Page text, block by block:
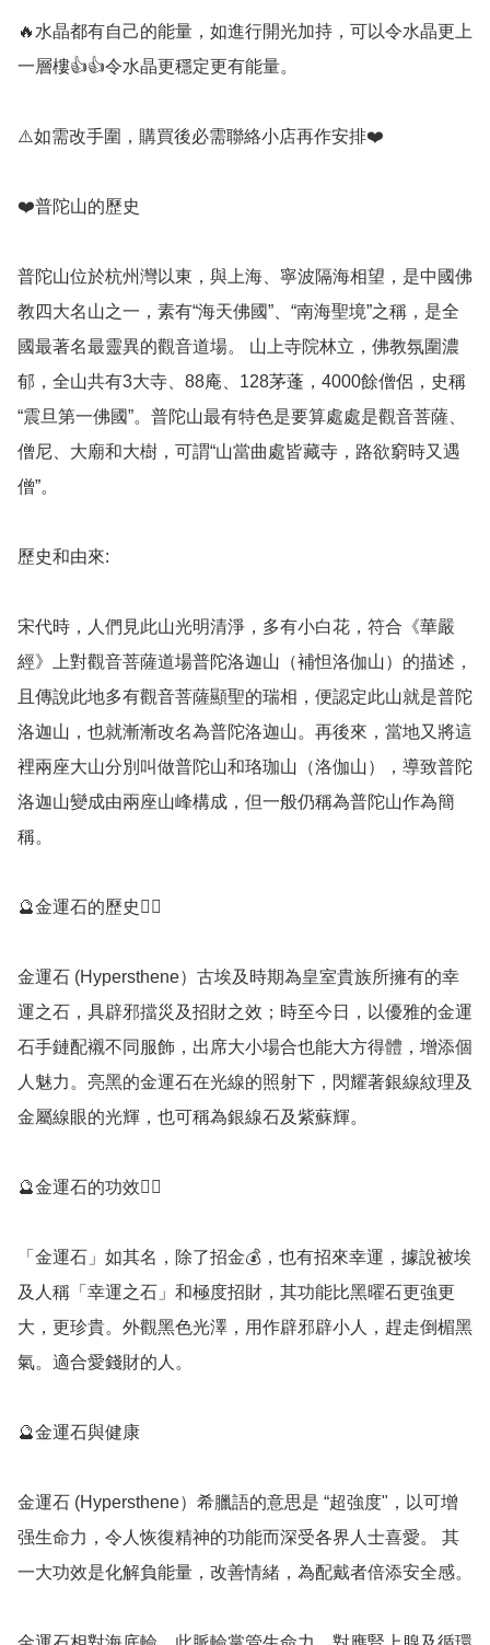
🔥水晶都有自己的能量，如進行開光加持，可以令水晶更上
一層樓👍👍令水晶更穩定更有能量。
⚠️如需改手圍，購買後必需聯絡小店再作安排❤️
❤️普陀山的歷史
普陀山位於杭州灣以東，與上海、寧波隔海相望，是中國佛
教四大名山之一，素有“海天佛國”、“南海聖境”之稱，是全
國最著名最靈異的觀音道場。 山上寺院林立，佛教氛圍濃
郁，全山共有3大寺、88庵、128茅蓬，4000餘僧侶，史稱
“震旦第一佛國”。普陀山最有特色是要算處處是觀音菩薩、
僧尼、大廟和大樹，可謂“山當曲處皆藏寺，路欲窮時又遇
僧”。
歷史和由來:
宋代時，人們見此山光明清淨，多有小白花，符合《華嚴
經》上對觀音菩薩道場普陀洛迦山（補怛洛伽山）的描述，
且傳說此地多有觀音菩薩顯聖的瑞相，便認定此山就是普陀
洛迦山，也就漸漸改名為普陀洛迦山。再後來，當地又將這
裡兩座大山分別叫做普陀山和珞珈山（洛伽山），導致普陀
洛迦山變成由兩座山峰構成，但一般仍稱為普陀山作為簡
稱。
🔮金運石的歷史💁‍♀️
金運石 (Hypersthene）古埃及時期為皇室貴族所擁有的幸
運之石，具辟邪擋災及招財之效；時至今日，以優雅的金運
石手鏈配襯不同服飾，出席大小場合也能大方得體，增添個
人魅力。亮黑的金運石在光線的照射下，閃耀著銀線紋理及
金屬線眼的光輝，也可稱為銀線石及紫蘇輝。
🔮金運石的功效💁‍♀️
「金運石」如其名，除了招金💰，也有招來幸運，據說被埃
及人稱「幸運之石」和極度招財，其功能比黑曜石更強更
大，更珍貴。外觀黑色光澤，用作辟邪辟小人，趕走倒楣黑
氣。適合愛錢財的人。
🔮金運石與健康
金運石 (Hypersthene）希臘語的意思是 “超強度"，以可增
强生命力，令人恢復精神的功能而深受各界人士喜愛。 其
一大功效是化解負能量，改善情緒，為配戴者倍添安全感。